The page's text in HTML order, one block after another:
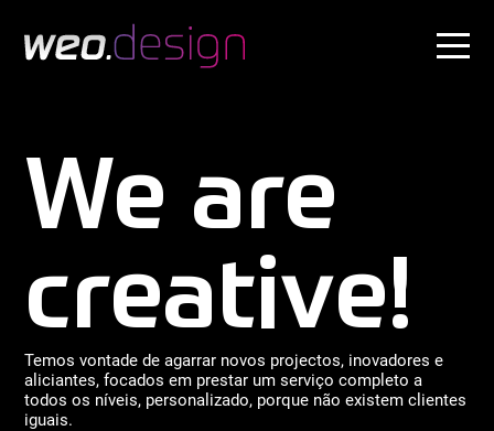
We are
creative!
Temos vontade de agarrar novos projectos, inovadores e
aliciantes, focados em prestar um serviço completo a
todos os níveis, personalizado, porque não existem clientes
iguais.